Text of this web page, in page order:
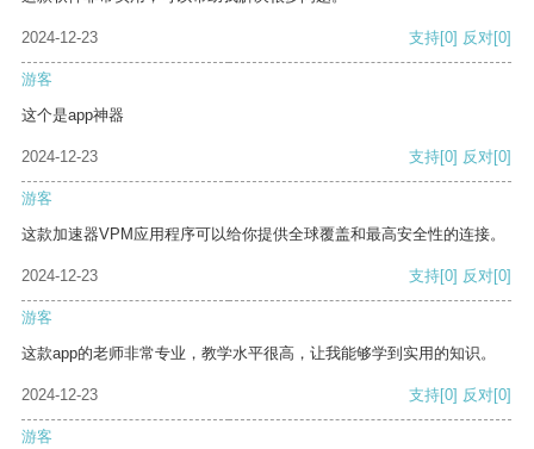
2024-12-23 支持[0] 反对[0]
游客
这个是app神器
2024-12-23 支持[0] 反对[0]
游客
这款加速器VPM应用程序可以给你提供全球覆盖和最高安全性的连接。
2024-12-23 支持[0] 反对[0]
游客
这款app的老师非常专业，教学水平很高，让我能够学到实用的知识。
2024-12-23 支持[0] 反对[0]
游客